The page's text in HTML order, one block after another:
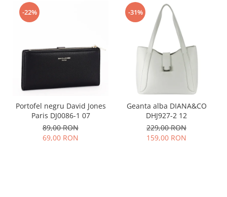
-22%
Portofel negru David Jones
Paris DJ0086-1 07
89,00 RON
69,00 RON
-31%
Geanta alba DIANA&CO
DHJ927-2 12
229,00 RON
159,00 RON